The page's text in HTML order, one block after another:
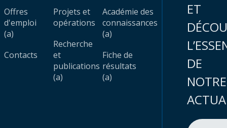
Offres
d'emploi
(a)
Contacts
Projets et
opérations
Recherche
et
publications
(a)
Académie des
connaissances
(a)
Fiche de
résultats
(a)
ET
DE
NOTRE